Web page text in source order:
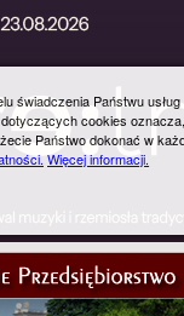
świadczenia Państwu
cookies
Państwo dokonać w
Więcej informacji.